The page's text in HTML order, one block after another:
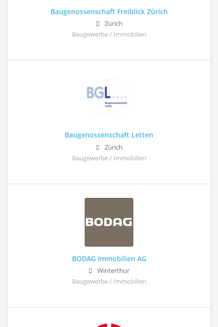
Baugenossenschaft Freiblick Zürich
Zürich
Baugewerbe / Immobilien
Baugenossenschaft Letten
Zürich
Baugewerbe / Immobilien
BODAG Immobilien AG
Winterthur
Baugewerbe / Immobilien